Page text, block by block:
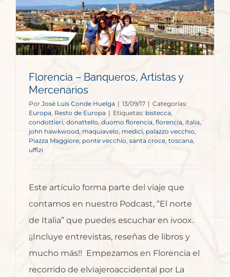
Florencia – Banqueros, Artistas y
Mercenarios
Por José Luis Conde Huelga | 13/09/17 | Categorías:
Europa, Resto de Europa | Etiquetas: bistecca,
condottieri, donattello, duomo florencia, florencia, italia,
john hawkwood, maquiavelo, medici, palazzo vecchio,
Piazza Maggiore, ponte vecchio, santa croce, toscana,
uffizi
Este artículo forma parte del viaje que
contamos en nuestro Podcast, “El norte
de Italia” que puedes escuchar en ivoox.
¡¡Incluye entrevistas, reseñas de libros y
mucho más!! Empezamos en Florencia el
recorrido de elviajeroaccidental por La